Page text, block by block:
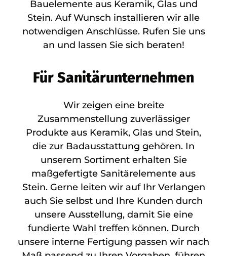
Bauelemente aus Keramik, Glas und
Stein. Auf Wunsch installieren wir alle
notwendigen Anschlüsse. Rufen Sie uns
an und lassen Sie sich beraten!
Für Sanitärunternehmen
Wir zeigen eine breite
Zusammenstellung zuverlässiger
Produkte aus Keramik, Glas und Stein,
die zur Badausstattung gehören. In
unserem Sortiment erhalten Sie
maßgefertigte Sanitärelemente aus
Stein. Gerne leiten wir auf Ihr Verlangen
auch Sie selbst und Ihre Kunden durch
unsere Ausstellung, damit Sie eine
fundierte Wahl treffen können. Durch
unsere interne Fertigung passen wir nach